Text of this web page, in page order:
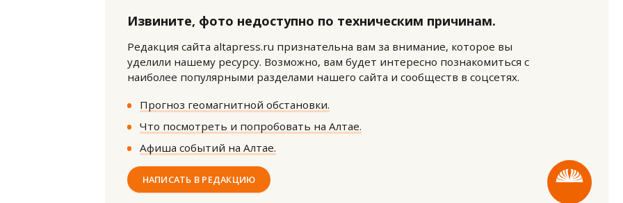
Извините, фото недоступно по техническим причинам.
Редакция сайта altapress.ru признательна вам за внимание, которое вы
уделили нашему ресурсу. Возможно, вам будет интересно познакомиться с
наиболее популярными разделами нашего сайта и сообществ в соцсетях.
Прогноз геомагнитной обстановки.
Что посмотреть и попробовать на Алтае.
Афиша событий на Алтае.
НАПИСАТЬ В РЕДАКЦИЮ
Архитектурный код начинается с
земли. Мощение крупноформатными
плитами становится новым
Смелость архитектурных
Генеральный директор
ЗИАС — об эстетике